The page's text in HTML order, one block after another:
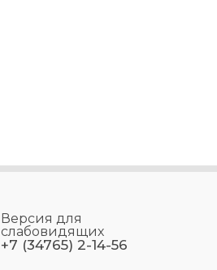
Версия для
слабовидящих
+7 (34765) 2-14-56